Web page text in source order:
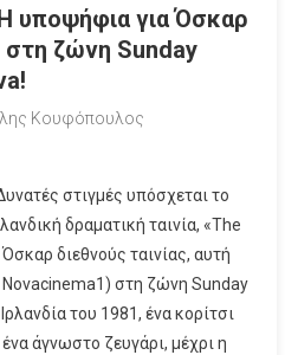
υποψήφια για Όσκαρ
στη ζώνη Sunday
Κουφόπουλος
στιγμές υπόσχεται το
δραματική ταινία, «The
διεθνούς ταινίας, αυτή
στη ζώνη Sunday
του 1981, ένα κορίτσι
άγνωστο ζευγάρι, μέχρι η